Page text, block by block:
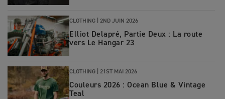
CLOTHING 2ND JUIN 2026
Elliot Delapré, Partie Deux : La route
vers Le Hangar 23
CLOTHING 21ST MAI 2026
Couleurs 2026 : Ocean Blue & Vintage
Teal